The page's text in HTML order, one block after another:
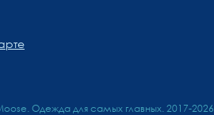
Одежда для самых главных. 2017-2026